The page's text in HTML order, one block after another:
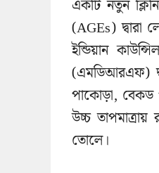
একটি নতুন
(AGEs) দ্বারা
ইন্ডিয়ান
(এমডিআরএফ)
পাকোড়া, বেকড
উচ্চ
তোলে।